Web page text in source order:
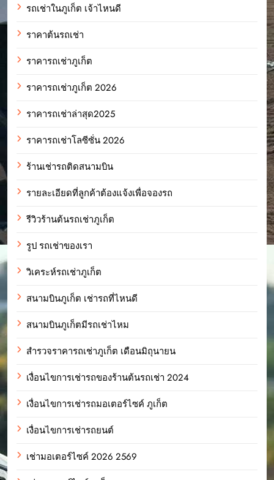
รถเช่าในภูเก็ต เจ้าไหนดี
ราคาต้นรถเช่า
ราคารถเช่าภูเก็ต
ราคารถเช่าภูเก็ต 2026
ราคารถเช่าล่าสุด2025
ราคารถเช่าโลซีซั่น 2026
ร้านเช่ารถติดสนามบิน
รายละเอียดที่ลูกค้าต้องแจ้งเพื่อจองรถ
รีวิวร้านต้นรถเช่าภูเก็ต
รูป รถเช่าของเรา
วิเคระห์รถเช่าภูเก็ต
สนามบินภูเก็ต เช่ารถที่ไหนดี
สนามบินภูเก็ตมีรถเช่าไหม
สำรวจราคารถเช่าภูเก็ต เดือนมิถุนายน
เงื่อนไขการเช่ารถของร้านต้นรถเช่า 2024
เงื่อนไขการเช่ารถมอเตอร์ไซค์ ภูเก็ต
เงื่อนไขการเช่ารถยนต์
เช่ามอเตอร์ไซค์ 2026 2569